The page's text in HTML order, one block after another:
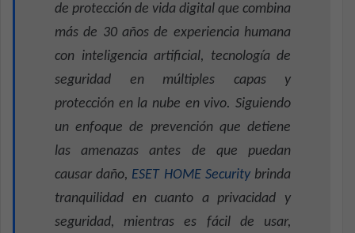
de protección de vida digital que combina
más de 30 años de experiencia humana
con inteligencia artificial, tecnología de
seguridad en múltiples capas y
protección en la nube en vivo. Siguiendo
un enfoque de prevención que detiene
las amenazas antes de que puedan
causar daño, ESET HOME Securitybrinda
tranquilidad en cuanto a privacidad y
seguridad, mientras es fácil de usar,